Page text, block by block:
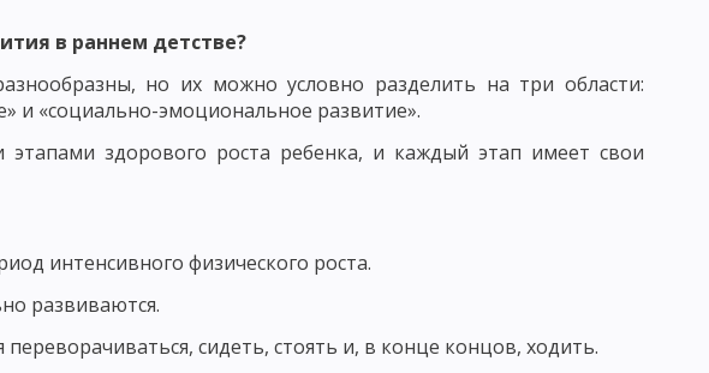
ДЕЯТЕЛЬНОСТИ РЕБЕНКА
МЕТОДОЛОГИЯ ПЕДАГОГИЧЕСКОГО ИССЛЕДОВАНИЯ
ПРОБЛЕМЫ И ОПРЕДЕЛЕНИЕ ЦЕЛИ ИССЛЕДОВАНИЯ В ПЕДАГОГИКЕ
АНАЛИЗ
ВЕРИФИКАЦИИ ФОРМУЛИРОВАННЫХ ГИПОТЕЗ В ПЕДАГОГИКЕ
в раннем детстве?
но их можно условно разделить на три области:
и «социально-эмоциональное развитие».
здорового роста ребенка, и каждый этап имеет свои
интенсивного физического роста.
развиваются.
сидеть, стоять и, в конце концов, ходить.